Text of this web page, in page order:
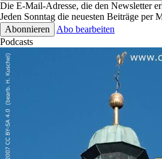
Die E-Mail-Adresse, die den Newsletter
Jeden Sonntag die neuesten Beiträge per
Abo bearbeiten
Podcasts